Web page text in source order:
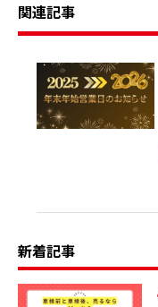
関連記事
新着記事